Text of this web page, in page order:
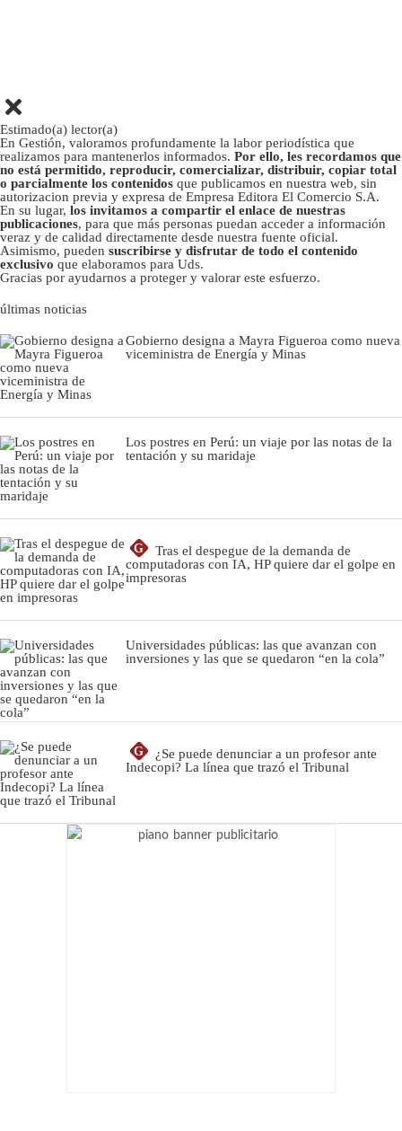
Estimado(a) lector(a)
En Gestión, valoramos profundamente la labor periodística que
realizamos para mantenerlos informados. Por ello, les recordamos que
no está permitido, reproducir, comercializar, distribuir, copiar total
o parcialmente los contenidos que publicamos en nuestra web, sin
autorizacion previa y expresa de Empresa Editora El Comercio S.A.
En su lugar, los invitamos a compartir el enlace de nuestras
publicaciones, para que más personas puedan acceder a información
veraz y de calidad directamente desde nuestra fuente oficial.
Asimismo, pueden suscribirse y disfrutar de todo el contenido
exclusivo que elaboramos para Uds.
Gracias por ayudarnos a proteger y valorar este esfuerzo.
últimas noticias
Gobierno designa a Mayra Figueroa como nueva
viceministra de Energía y Minas
Los postres en Perú: un viaje por las notas de la
tentación y su maridaje
G
Tras el despegue de la demanda de
computadoras con IA, HP quiere dar el golpe en
impresoras
Universidades públicas: las que avanzan con
inversiones y las que se quedaron “en la cola”
G
¿Se puede denunciar a un profesor ante
Indecopi? La línea que trazó el Tribunal